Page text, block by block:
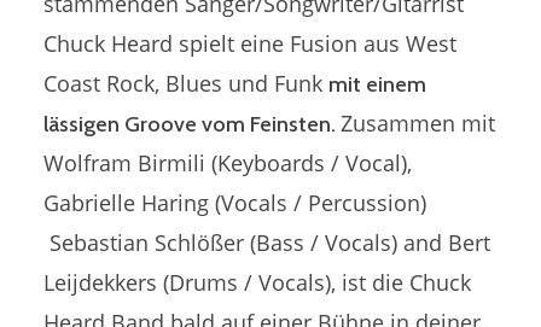
Chuck Heard spielt eine Fusion aus West
Coast Rock, Blues und Funk mit einem
lässigen Groove vom Feinsten. Zusammen mit
Wolfram Birmili (Keyboards / Vocal),
Gabrielle Haring (Vocals / Percussion)
Sebastian Schlößer (Bass / Vocals) and Bert
Leijdekkers (Drums / Vocals), ist die Chuck